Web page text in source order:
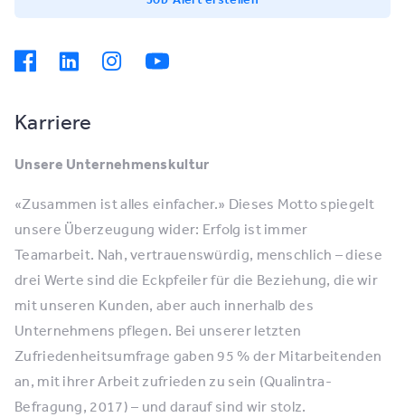
Karriere
Unsere Unternehmenskultur
«Zusammen ist alles einfacher.» Dieses Motto spiegelt
unsere Überzeugung wider: Erfolg ist immer
Teamarbeit. Nah, vertrauenswürdig, menschlich – diese
drei Werte sind die Eckpfeiler für die Beziehung, die wir
mit unseren Kunden, aber auch innerhalb des
Unternehmens pflegen. Bei unserer letzten
Zufriedenheitsumfrage gaben 95 % der Mitarbeitenden
an, mit ihrer Arbeit zufrieden zu sein (Qualintra-
Befragung, 2017) – und darauf sind wir stolz.